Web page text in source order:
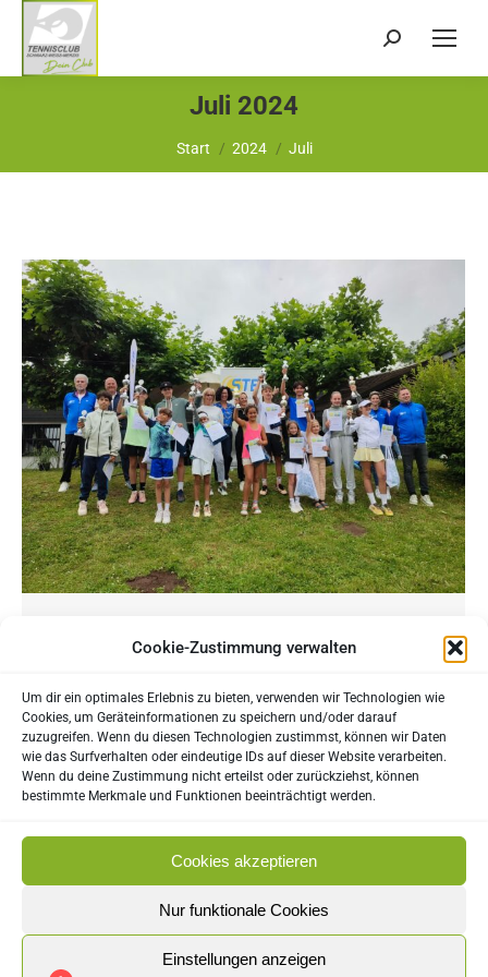
Cookie-Zustimmung verwalten
Um dir ein optimales Erlebnis zu bieten, verwenden wir Technologien wie
Cookies, um Geräteinformationen zu speichern und/oder darauf
zuzugreifen. Wenn du diesen Technologien zustimmst, können wir Daten
wie das Surfverhalten oder eindeutige IDs auf dieser Website verarbeiten.
Wenn du deine Zustimmung nicht erteilst oder zurückziehst, können
bestimmte Merkmale und Funktionen beeinträchtigt werden.
Cookies akzeptieren
Nur funktionale Cookies
Einstellungen anzeigen
Search:
Juli 2024
Sie befinden sich hier:
Start 2024 Juli
Ein Turnier voller Emotionen und Fairplay Der
Wettergott war sehr launisch, als die Jugend
Saarlandmeisterschaften vom 21. bis um 30. Juni
zum fünften Mal beim TC Merzig starteten, doch
2024 Bericht Saarländischer Tennisbund Jugend
Saarlandmeisterschaft 2024, Natalie Schumacher